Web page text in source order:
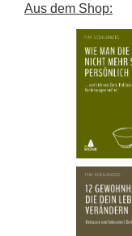
Aus dem Shop: